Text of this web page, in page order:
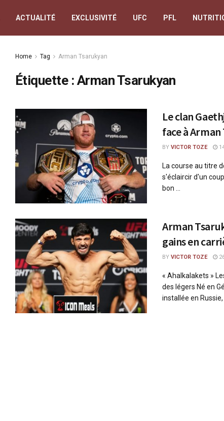
ACTUALITÉ EXCLUSIVITÉ UFC PFL
Home Tag Arman Tsarukyan
Étiquette : Arman Tsarukyan
Le clan
face à
BY VICTOR TOZE
La course au titre
s'éclaircir d'un
bon ...
Arman
gains en
BY VICTOR TOZE
« Ahalkalakets »
des légers Né en
installée en Russie,